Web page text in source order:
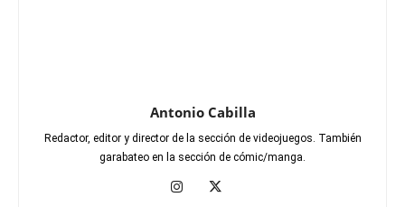
Antonio Cabilla
Redactor, editor y director de la sección de videojuegos. También
garabateo en la sección de cómic/manga.